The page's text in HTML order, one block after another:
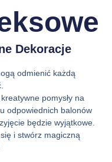
Dekoracje
odmienić każdą
pomysły na
odpowiednich balonów
będzie wyjątkowe.
i stwórz magiczną